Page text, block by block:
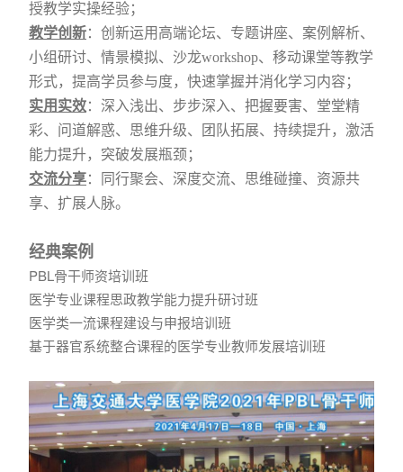
授教学实操经验；
教学创新：创新运用 高端论坛、专题讲座、案例解析、
小组研讨、情景模拟、沙龙workshop、移动课堂等教学
形式，提高学员参与度，快速掌握并消化学习内容；
实用实效：深入浅出、步步深入、把握要害、堂堂精
彩、问道解惑、思维升级、团队拓展、持续提升，激活
能力提升，突破发展瓶颈；
交流分享：同行聚会、深度交流、思维碰撞、资源共
享、扩展人脉。
经典案例
PBL骨干师资培训班
医学专业课程思政教学能力提升研讨班
医学类一流课程建设与申报培训班
基于器官系统整合课程的医学专业教师发展培训班